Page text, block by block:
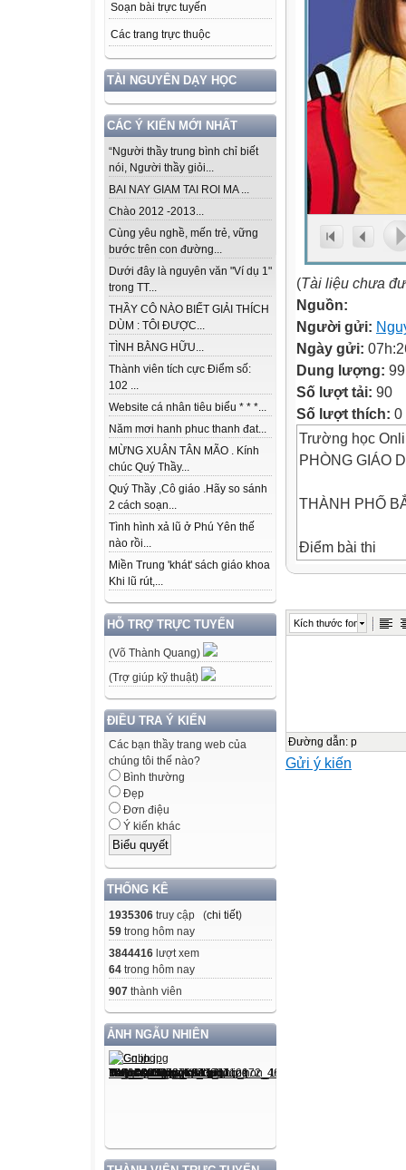
Soạn bài trực tuyến
Các trang trực thuộc
TÀI NGUYÊN DẠY HỌC
CÁC Ý KIẾN MỚI NHẤT
“Người thầy trung bình chỉ biết
nói, Người thầy giỏi...
BAI NAY GIAM TAI ROI MA ...
Chào 2012 -2013...
Cùng yêu nghề, mến trẻ, vững
bước trên con đường...
Dưới đây là nguyên văn "Ví dụ 1"
trong TT...
THẦY CÔ NÀO BIẾT GIẢI THÍCH
DÙM : TÔI ĐƯỢC...
TÌNH BẰNG HỮU...
Thành viên tích cực Điểm số:
102 ...
Website cá nhân tiêu biểu * * *...
Năm mơi hanh phuc thanh đat...
MỪNG XUÂN TÂN MÃO . Kính
chúc Quý Thầy...
Quý Thầy ,Cô giáo .Hãy so sánh
2 cách soạn...
Tình hình xả lũ ở Phú Yên thế
nào rồi...
Miền Trung 'khát' sách giáo khoa
Khi lũ rút,...
HỖ TRỢ TRỰC TUYẾN
(Võ Thành Quang)
(Trợ giúp kỹ thuật)
ĐIỀU TRA Ý KIẾN
Các bạn thầy trang web của
chúng tôi thế nào?
Bình thường
Đẹp
Đơn điệu
Ý kiến khác
THỐNG KÊ
1935306 truy cập (chi tiết)
59 trong hôm nay
3844416 lượt xem
64 trong hôm nay
907 thành viên
ẢNH NGẪU NHIÊN
(Tài liệu chưa
Nguồn:
Người gửi:
Ngày gửi:
Dung lượng:
Số lượt tải: 90
Số lượt thích: 0
Trường học
PHÒNG GIÁO
THÀNH PHỐ
Điểm bài thi
NĂM HỌC:
Môn : TIẾNG
1)
Kích thước font
Đường dẫn: p
Gửi ý kiến